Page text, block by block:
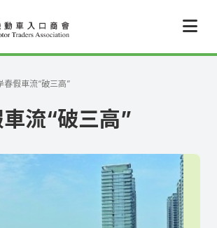
春假車流“破三高”
流“破三高”